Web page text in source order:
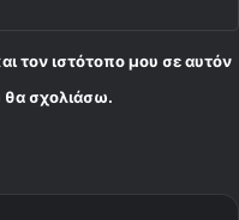
τον ιστότοπο μου σε αυτόν
θα σχολιάσω.